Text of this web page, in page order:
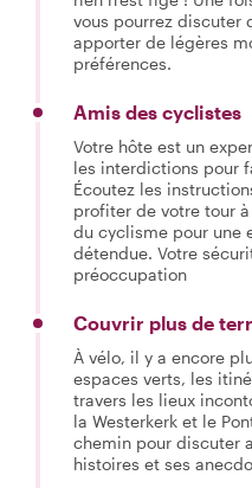
vous pourrez discuter
apporter de légères
préférences.
Amis des cyclistes
Votre hôte est un
les interdictions pour
Écoutez les
profiter de votre tour
du cyclisme pour une
détendue. Votre
préoccupation
Couvrir plus de
À vélo, il y a encore
espaces verts, les
travers les lieux
la Westerkerk et le
chemin pour discuter
histoires et ses